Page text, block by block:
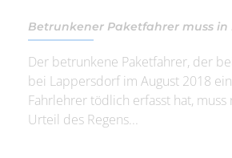
Betrunkener Paketfahrer muss in
Der betrunkene Paketfahrer, der
bei Lappersdorf im August 2018
Fahrlehrer tödlich erfasst hat, muss
Urteil des Regens...